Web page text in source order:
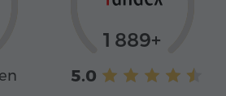
1 889+
5.0